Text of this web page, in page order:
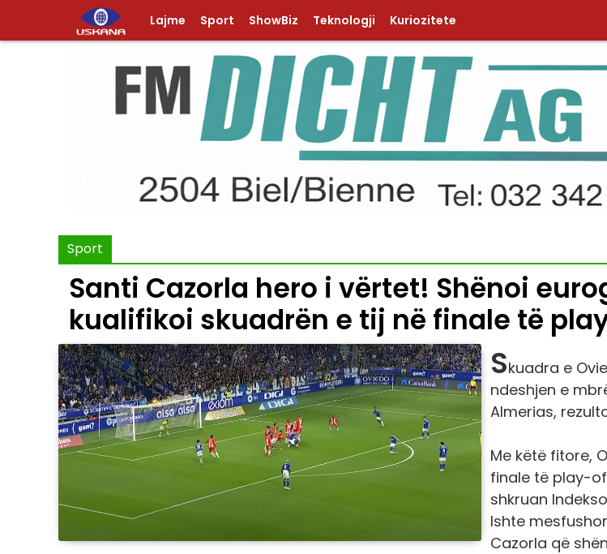
Lajme Sport ShowBiz Teknologji Kuriozitete
Sport
Santi Cazorla hero i vërtet! Shënoi
kualifikoi skuadrën e tij në finale të
Skuadra e
ndeshjen e
Almerias,
Me këtë fitore,
finale të play-
shkruan
Ishte
Cazorla që